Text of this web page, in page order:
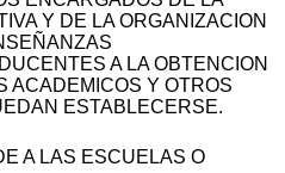
Y DE LA ORGANIZACION
A LA OBTENCION
ACADEMICOS Y OTROS
ESTABLECERSE.
A LAS ESCUELAS O